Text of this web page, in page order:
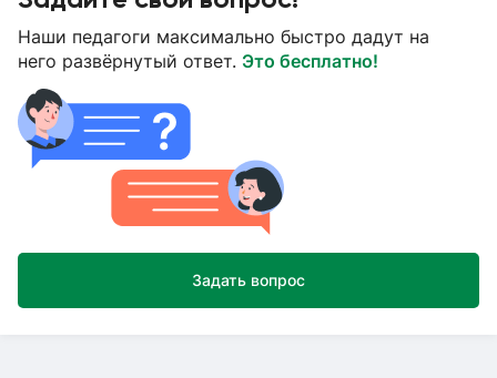
Наши педагоги максимально быстро дадут на
него развёрнутый ответ. Это бесплатно!
Задать вопрос